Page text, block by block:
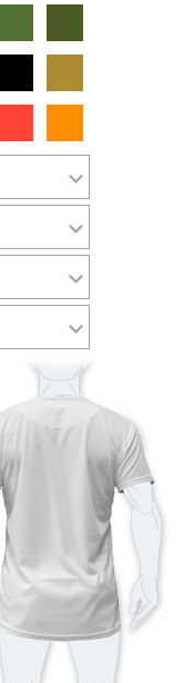
Tipo de letra
estilo